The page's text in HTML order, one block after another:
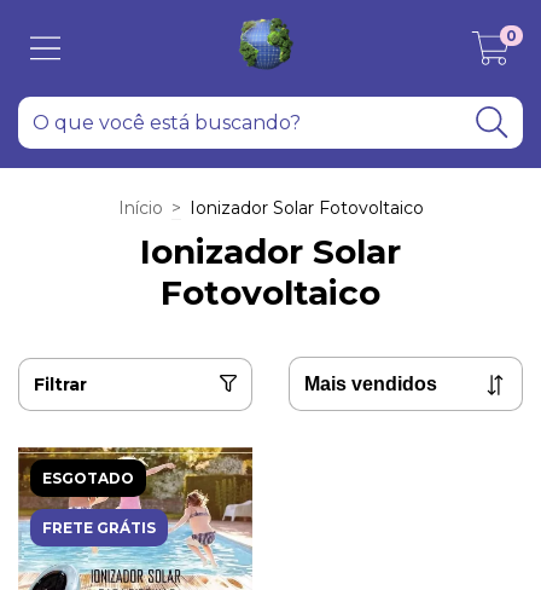
0
Início > Ionizador Solar Fotovoltaico
Ionizador Solar
Fotovoltaico
Filtrar
ESGOTADO
FRETE GRÁTIS